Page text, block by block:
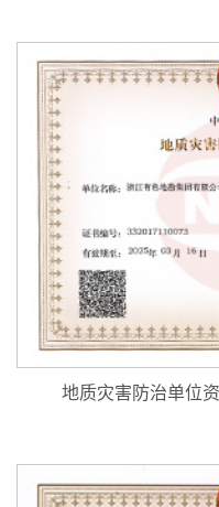
地质灾害防治单位